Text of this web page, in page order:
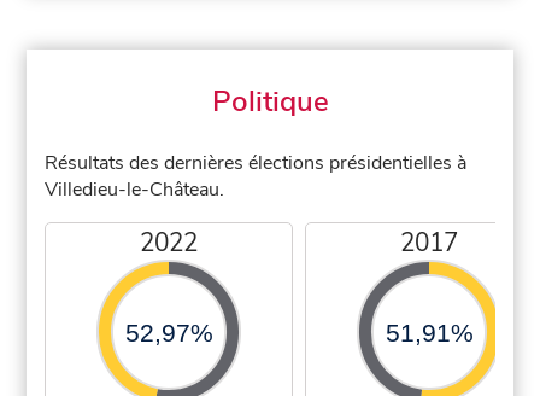
Politique
Résultats des dernières élections présidentielles à
Villedieu-le-Château.
2022
52,97%
2017
51,91%